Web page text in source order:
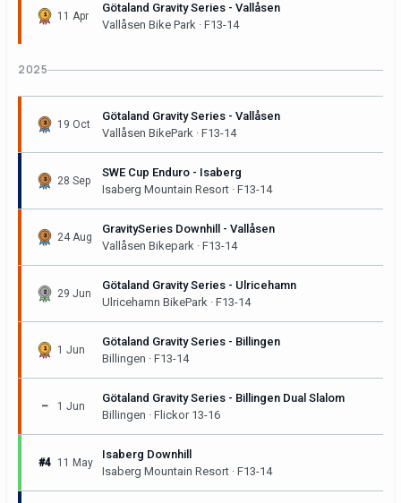
11 Apr
Götaland Gravity Series - Vallåsen
Vallåsen Bike Park · F13-14
2025
19 Oct
Götaland Gravity Series - Vallåsen
Vallåsen BikePark · F13-14
28 Sep
SWE Cup Enduro - Isaberg
Isaberg Mountain Resort · F13-14
24 Aug
GravitySeries Downhill - Vallåsen
Vallåsen Bikepark · F13-14
29 Jun
Götaland Gravity Series - Ulricehamn
Ulricehamn BikePark · F13-14
1 Jun
Götaland Gravity Series - Billingen
Billingen · F13-14
– 1 Jun
Götaland Gravity Series - Billingen Dual Slalom
Billingen · Flickor 13-16
#4 11 May
Isaberg Downhill
Isaberg Mountain Resort · F13-14